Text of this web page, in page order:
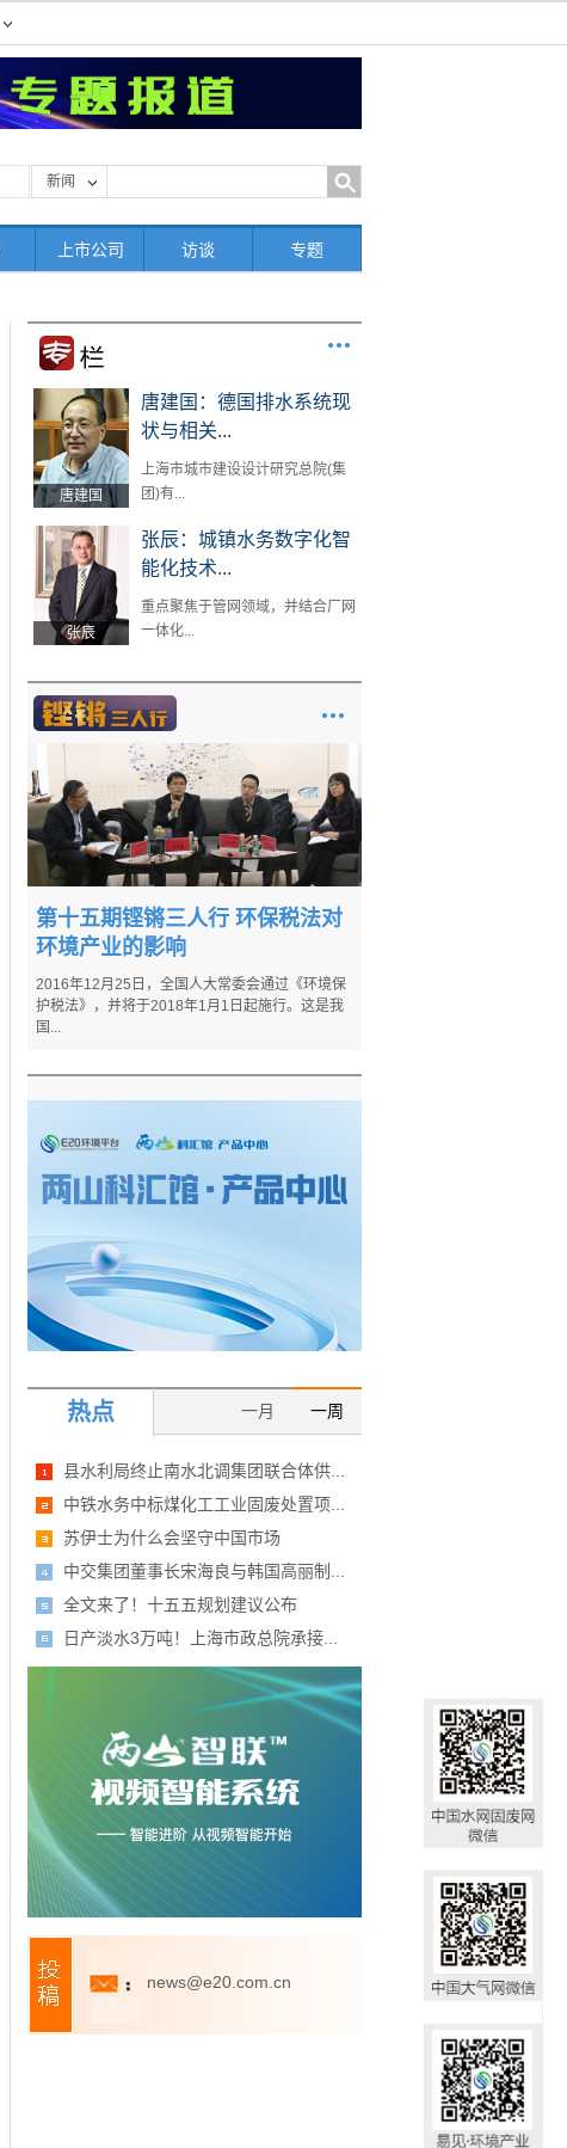
新闻
上市公司 访谈 专题
唐建国
唐建国：德国排水系统现
状与相关...
上海市城市建设设计研究总院(集
团)有...
张辰
张辰：城镇水务数字化智
能化技术...
重点聚焦于管网领域，并结合厂网
一体化...
第十五期铿锵三人行 环保税法对
环境产业的影响
2016年12月25日，全国人大常委会通过《环境保
护税法》，并将于2018年1月1日起施行。这是我
国...
热点 一周
一月
县水利局终止南水北调集团联合体供...
中铁水务中标煤化工工业固废处置项...
苏伊士为什么会坚守中国市场
中交集团董事长宋海良与韩国高丽制...
全文来了！十五五规划建议公布
日产淡水3万吨！上海市政总院承接...
news@e20.com.cn